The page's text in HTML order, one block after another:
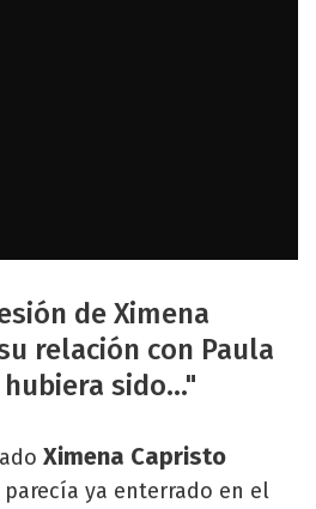
de Ximena
relación con Paula
sido..."
Ximena Capristo
ya enterrado en el